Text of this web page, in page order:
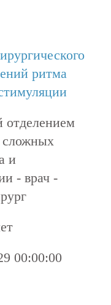
ритма
отделением
сложных
и
- врач -
00:00:00